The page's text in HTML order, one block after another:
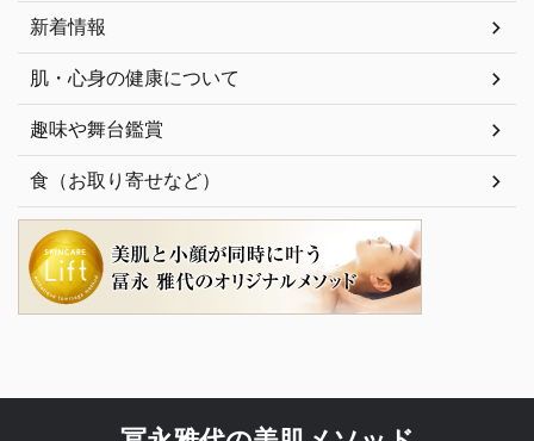
新着情報
肌・心身の健康について
趣味や舞台鑑賞
食（お取り寄せなど）